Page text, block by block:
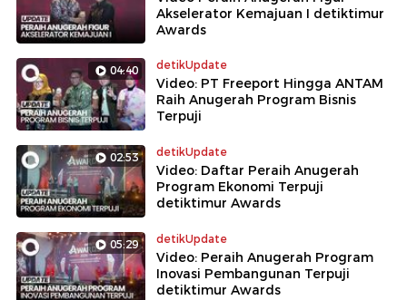
Akselerator Kemajuan I detiktimur
Awards
04:40 detikUpdate
Video: PT Freeport Hingga ANTAM
Raih Anugerah Program Bisnis
Terpuji
02:53 detikUpdate
Video: Daftar Peraih Anugerah
Program Ekonomi Terpuji
detiktimur Awards
05:29 detikUpdate
Video: Peraih Anugerah Program
Inovasi Pembangunan Terpuji
detiktimur Awards